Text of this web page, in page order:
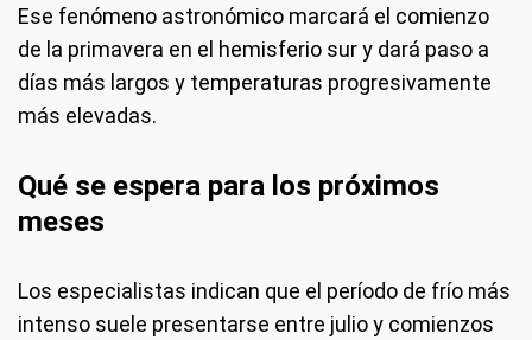
Ese fenómeno astronómico marcará el comienzo
de la primavera en el hemisferio sur y dará paso a
días más largos y temperaturas progresivamente
más elevadas.
Qué se espera para los próximos
meses
Los especialistas indican que el período de frío más
intenso suele presentarse entre julio y comienzos